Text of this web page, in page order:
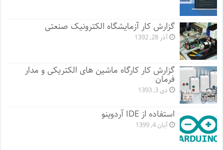
گزارش کار آزمایشگاه الکترونیک صنعتی
آذر 28, 1392
گزارش کار کارگاه ماشین های الکتریکی و مدار
فرمان
دی 3, 1393
استفاده از IDE آردوینو
آبان 4, 1399